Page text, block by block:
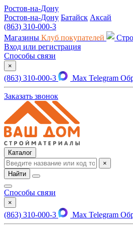
Ростов-на-Дону
Ростов-на-Дону Батайск Аксай
(863) 310-000-3
Магазины Клуб покупателей
Вход или регистрация
Способы связи
×
(863) 310-000-3 Max Telegram
Заказать звонок
Каталог
×
Найти
Способы связи
×
(863) 310-000-3 Max Telegram